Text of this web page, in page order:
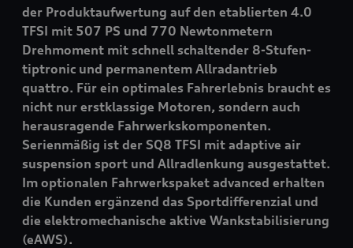
der Produktaufwertung auf den etablierten 4.0
TFSI mit 507 PS und 770 Newtonmetern
Drehmoment mit schnell schaltender 8-Stufen-
tiptronic und permanentem Allradantrieb
quattro. Für ein optimales Fahrerlebnis braucht es
nicht nur erstklassige Motoren, sondern auch
herausragende Fahrwerkskomponenten.
Serienmäßig ist der SQ8 TFSI mit adaptive air
suspension sport und Allradlenkung ausgestattet.
Im optionalen Fahrwerkspaket advanced erhalten
die Kunden ergänzend das Sportdifferenzial und
die elektromechanische aktive Wankstabilisierung
(eAWS).